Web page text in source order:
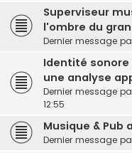
Superviseur
l'ombre du
Dernier message
Identité sonore
une analyse
Dernier message
12:55
Musique & Pub
Dernier message